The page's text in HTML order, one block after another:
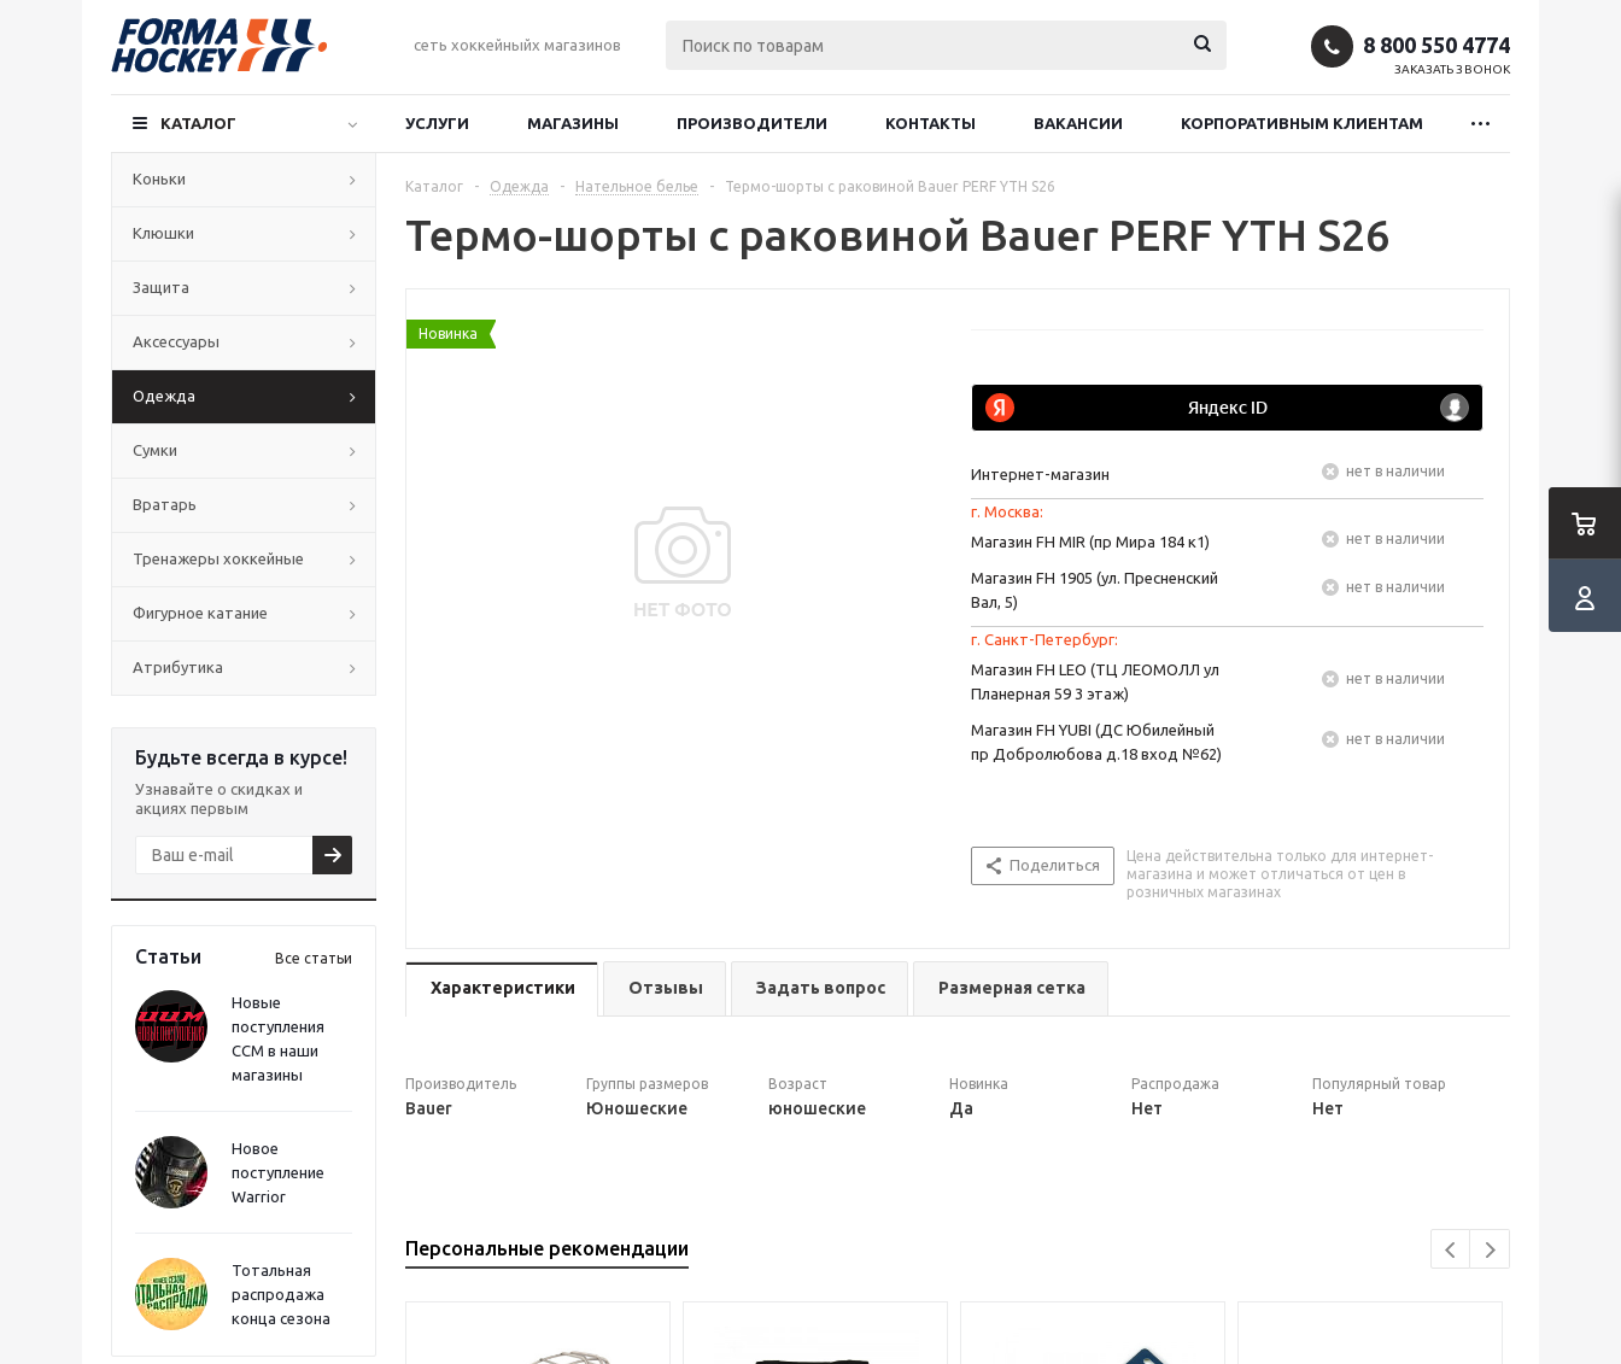
сеть хоккейныйх магазинов 8 800 550 4774
ЗАКАЗАТЬ ЗВОНОК
КАТАЛОГ УСЛУГИ МАГАЗИНЫ ПРОИЗВОДИТЕЛИ КОНТАКТЫ ВАКАНСИИ КОРПОРАТИВНЫМ КЛИЕНТАМ
Коньки
Клюшки
Защита
Аксессуары
Одежда
Сумки
Вратарь
Тренажеры хоккейные
Фигурное катание
Атрибутика
Будьте всегда в курсе!
Узнавайте о скидках и
акциях первым
Статьи Все статьи
Новые
поступления
CCM в наши
магазины
Новое
поступление
Warrior
Тотальная
распродажа
конца сезона
Каталог - Одежда - Нательное белье - Термо-шорты с раковиной Bauer PERF YTH S26
Термо-шорты с раковиной Bauer PERF YTH S26
Новинка
Интернет-магазин Нет в наличии
г. Москва:
Магазин FH MIR (пр Мира 184 к1)
Нет в наличии
Магазин FH 1905 (ул. Пресненский
Вал, 5)
Нет в наличии
г. Санкт-Петербург:
Магазин FH LEO (ТЦ ЛЕОМОЛЛ ул
Планерная 59 3 этаж)
Нет в наличии
Магазин FH YUBI (ДС Юбилейный
пр Добролюбова д.18 вход №62)
Нет в наличии
Поделиться
Цена действительна только для интернет-
магазина и может отличаться от цен в
розничных магазинах
Характеристики Отзывы Задать вопрос Размерная сетка
Производитель
Bauer
Группы размеров
Юношеские
Возраст
юношеские
Новинка
Да
Распродажа
Нет
Популярный товар
Нет
Персональные рекомендации